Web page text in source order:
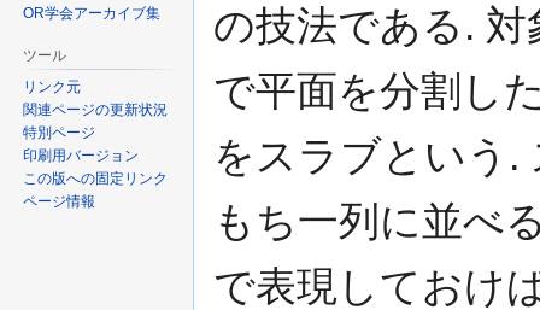
動
の技法である.
で平面を分割し
をスラブという.
もち一列に並べ
で表現しておけ
OR学会アーカイブ集
ツール
リンク元
関連ページの更新状況
特別ページ
印刷用バージョン
この版への固定リンク
ページ情報